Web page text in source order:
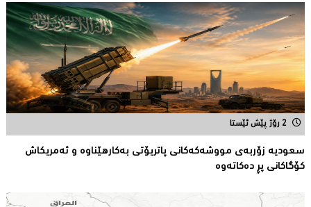
2 رۆژ پێش ئێستا
سعودیە زۆربەی مووشەكەكانی پاتریۆتی بەكارهێناوە و ئەمریكاش
كۆگاكانی پڕ دەكاتەوە